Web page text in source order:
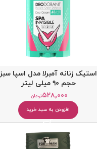
استیک زنانه آمبرلا مدل اسپا سبز
حجم ۹۰ میلی لیتر
تومان۵۲۸,۰۰۰
افزودن به سبد خرید